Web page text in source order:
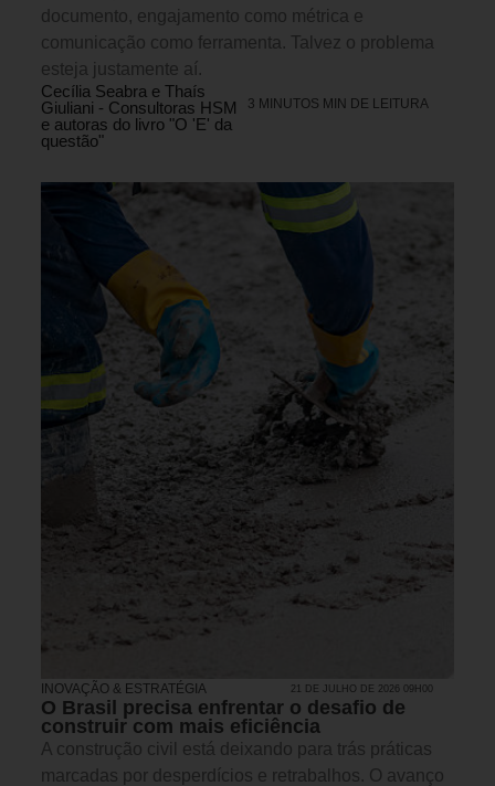
documento, engajamento como métrica e
comunicação como ferramenta. Talvez o problema
esteja justamente aí.
Cecília Seabra e Thaís
Giuliani - Consultoras HSM
e autoras do livro "O 'E' da
questão"
3 MINUTOS MIN DE LEITURA
INOVAÇÃO & ESTRATÉGIA 21 DE JULHO DE 2026 09H00
O Brasil precisa enfrentar o desafio de
construir com mais eficiência
A construção civil está deixando para trás práticas
marcadas por desperdícios e retrabalhos. O avanço